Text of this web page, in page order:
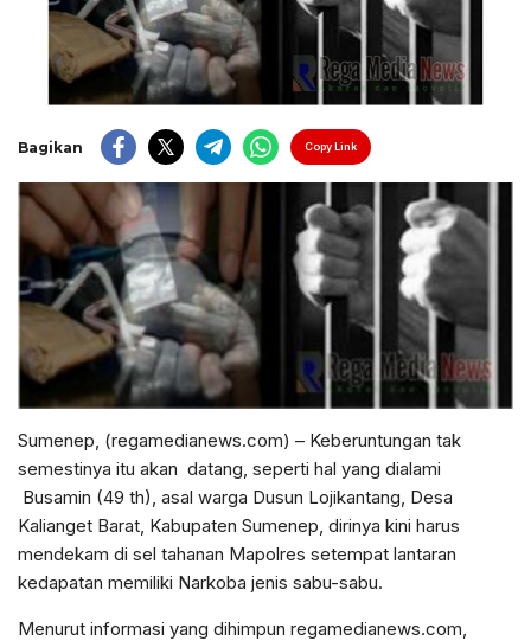
Bagikan Copy Link
Sumenep, (regamedianews.com) – Keberuntungan tak
semestinya itu akan datang, seperti hal yang dialami
Busamin (49 th), asal warga Dusun Lojikantang, Desa
Kalianget Barat, Kabupaten Sumenep, dirinya kini harus
mendekam di sel tahanan Mapolres setempat lantaran
kedapatan memiliki Narkoba jenis sabu-sabu.
Menurut informasi yang dihimpun regamedianews.com,